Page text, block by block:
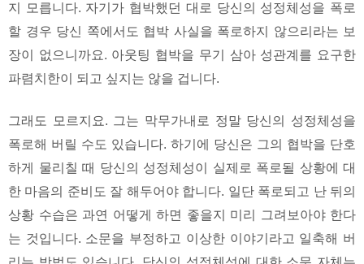
지 모릅니다. 자기가 협박했던 대로 당신의 성정체성을 폭로
할 경우 당신 쪽에서도 협박 사실을 폭로하지 않으리라는 보
장이 없으니까요. 아웃팅 협박을 무기 삼아 성관계를 요구한
파렴치한이 되고 싶지는 않을 겁니다.
그래도 모르지요. 그는 막무가내로 정말 당신의 성정체성을
폭로해 버릴 수도 있습니다. 하기에 당신은 그의 협박을 단호
하게 물리칠 때 당신의 성정체성이 실제로 폭로될 상황에 대
한 마음의 준비도 잘 해두어야 합니다. 일단 폭로되고 난 뒤의
상황 수습은 과연 어떻게 하면 좋을지 미리 그려보아야 한다
는 것입니다. 소문을 부정하고 이상한 이야기라고 일축해 버